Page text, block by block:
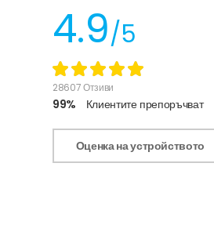
4.9/5
28607 Отзиви
99% Клиентите препоръчват
Оценка на устройството